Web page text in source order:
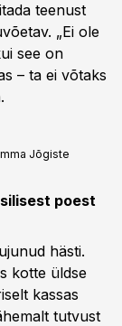
teenust
„Ei ole
see on
– ta ei võtaks
Jõgiste
poest
hästi.
kotte üldse
kassas
tutvust